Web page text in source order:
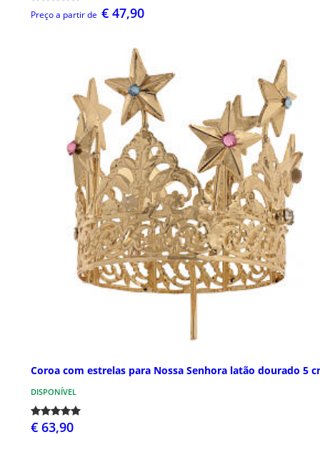
Preço a partir de € 47,90
Coroa com estrelas para Nossa Senhora latão dourado 5
DISPONÍVEL
€ 63,90